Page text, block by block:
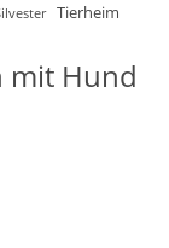
Tierheim
mit Hund